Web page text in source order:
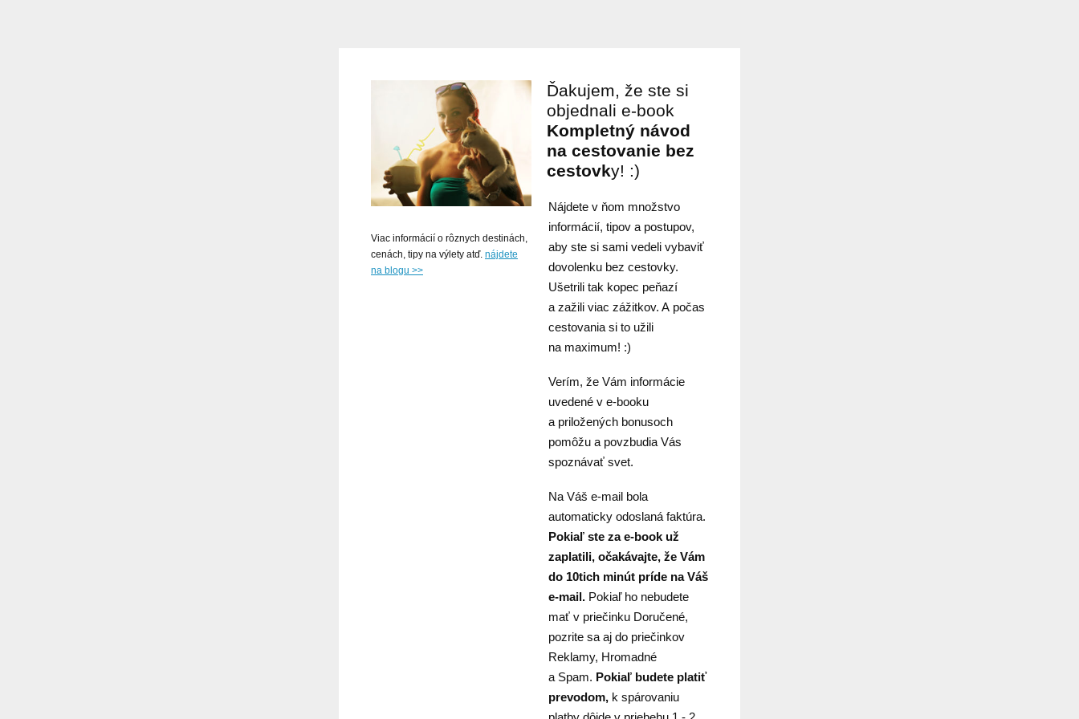
Viac informácií o rôznych destinách,
cenách, tipy na výlety atď. nájdete
na blogu >>
Ďakujem, že ste si
objednali e-book
Kompletný návod
na cestovanie bez
cestovky! :)
Nájdete v ňom množstvo
informácií, tipov a postupov,
aby ste si sami vedeli vybaviť
dovolenku bez cestovky.
Ušetrili tak kopec peňazí
a zažili viac zážitkov. A počas
cestovania si to užili
na maximum! :)
Verím, že Vám informácie
uvedené v e-booku
a priložených bonusoch
pomôžu a povzbudia Vás
spoznávať svet.
Na Váš e-mail bola
automaticky odoslaná faktúra.
Pokiaľ ste za e-book už
zaplatili, očakávajte, že Vám
do 10tich minút príde na Váš
e-mail. Pokiaľ ho nebudete
mať v priečinku Doručené,
pozrite sa aj do priečinkov
Reklamy, Hromadné
a Spam. Pokiaľ budete platiť
prevodom,k spárovaniu